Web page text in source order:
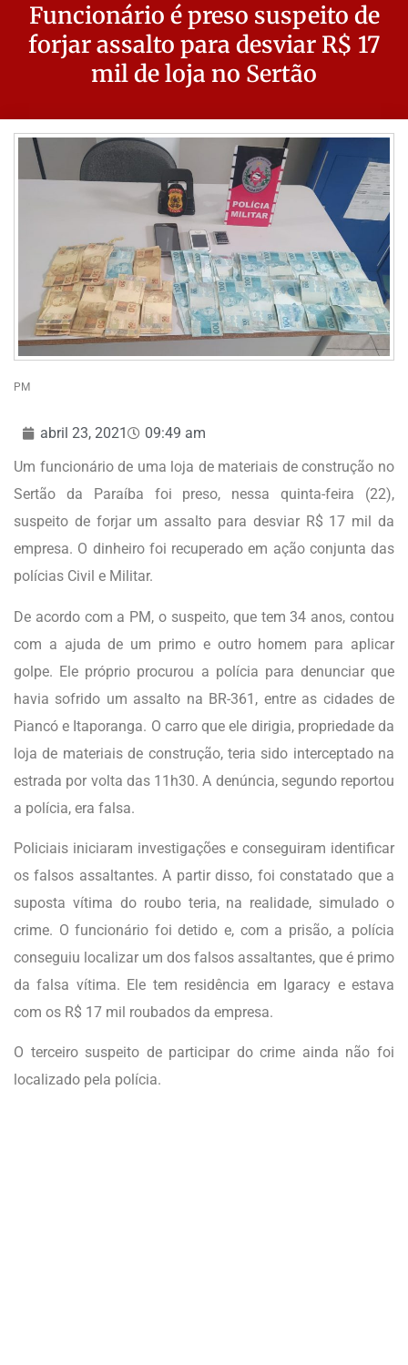
Funcionário é preso suspeito de
forjar assalto para desviar R$ 17
mil de loja no Sertão
PM
abril 23, 2021
09:49 am
Um funcionário de uma loja de materiais de construção no
Sertão da Paraíba foi preso, nessa quinta-feira (22),
suspeito de forjar um assalto para desviar R$ 17 mil da
empresa. O dinheiro foi recuperado em ação conjunta das
polícias Civil e Militar.
De acordo com a PM, o suspeito, que tem 34 anos, contou
com a ajuda de um primo e outro homem para aplicar
golpe. Ele próprio procurou a polícia para denunciar que
havia sofrido um assalto na BR-361, entre as cidades de
Piancó e Itaporanga. O carro que ele dirigia, propriedade da
loja de materiais de construção, teria sido interceptado na
estrada por volta das 11h30. A denúncia, segundo reportou
a polícia, era falsa.
Policiais iniciaram investigações e conseguiram identificar
os falsos assaltantes. A partir disso, foi constatado que a
suposta vítima do roubo teria, na realidade, simulado o
crime. O funcionário foi detido e, com a prisão, a polícia
conseguiu localizar um dos falsos assaltantes, que é primo
da falsa vítima. Ele tem residência em Igaracy e estava
com os R$ 17 mil roubados da empresa.
O terceiro suspeito de participar do crime ainda não foi
localizado pela polícia.